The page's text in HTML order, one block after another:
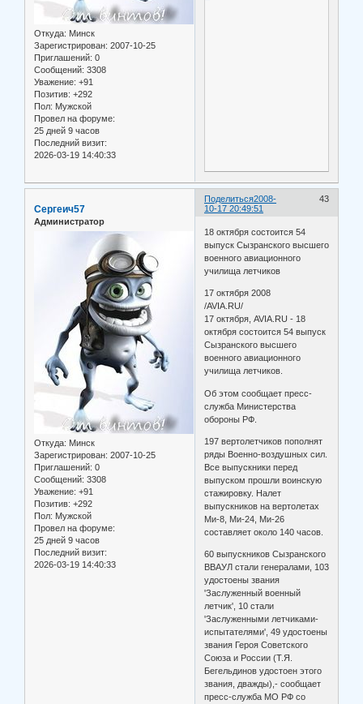
Откуда: Минск
Зарегистрирован: 2007-10-25
Приглашений: 0
Сообщений: 3308
Уважение: +91
Позитив: +292
Пол: Мужской
Провел на форуме:
25 дней 9 часов
Последний визит:
2026-03-19 14:40:33
Поделиться 43
2008-
10-17 20:49:51
Сергеич57
Администратор
Откуда: Минск
Зарегистрирован: 2007-10-25
Приглашений: 0
Сообщений: 3308
Уважение: +91
Позитив: +292
Пол: Мужской
Провел на форуме:
25 дней 9 часов
Последний визит:
2026-03-19 14:40:33
18 октября состоится 54
выпуск Сызранского высшего
военного авиационного
училища летчиков
17 октября 2008
/AVIA.RU/
17 октября, AVIA.RU - 18
октября состоится 54 выпуск
Сызранского высшего
военного авиационного
училища летчиков.
Об этом сообщает пресс-
служба Министерства
обороны РФ.
197 вертолетчиков пополнят
ряды Военно-воздушных сил.
Все выпускники перед
выпуском прошли воинскую
стажировку. Налет
выпускников на вертолетах
Ми-8, Ми-24, Ми-26
составляет около 140 часов.
60 выпускников Сызранского
ВВАУЛ стали генералами, 103
удостоены звания
'Заслуженный военный
летчик', 10 стали
'Заслуженными летчиками-
испытателями', 49 удостоены
звания Героя Советского
Союза и России (Т.Я.
Бегельдинов удостоен этого
звания, дважды),- сообщает
пресс-служба МО РФ со